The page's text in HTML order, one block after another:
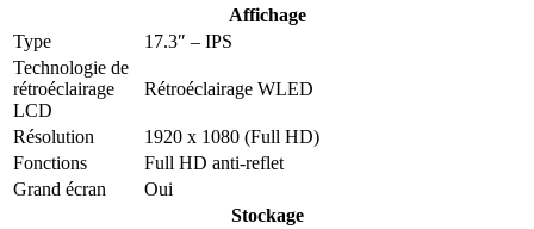
Affichage
Type
17.3″ – IPS
Technologie de
rétroéclairage
LCD
Rétroéclairage WLED
Résolution
1920 x 1080 (Full HD)
Fonctions
Full HD anti-reflet
Grand écran
Oui
Stockage